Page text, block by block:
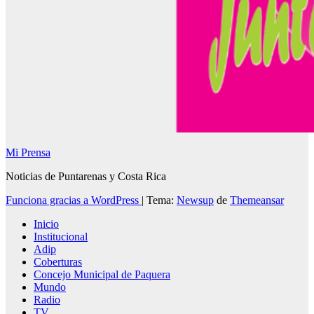
Mi Prensa
Noticias de Puntarenas y Costa Rica
Funciona gracias a WordPress | Tema: Newsup de Themeansar
Inicio
Institucional
Adip
Coberturas
Concejo Municipal de Paquera
Mundo
Radio